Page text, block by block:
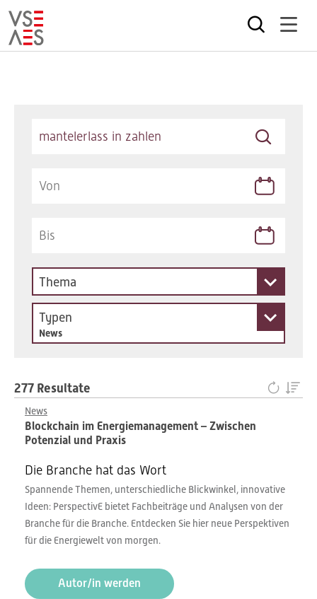
Thema
Typen
News
277 Resultate
News
Blockchain im Energiemanagement – Zwischen
Potenzial und Praxis
Die Branche hat das Wort
Spannende Themen, unterschiedliche Blickwinkel, innovative
Ideen: PerspectivE bietet Fachbeiträge und Analysen von der
Branche für die Branche. Entdecken Sie hier neue Perspektiven
für die Energiewelt von morgen.
Autor/in werden